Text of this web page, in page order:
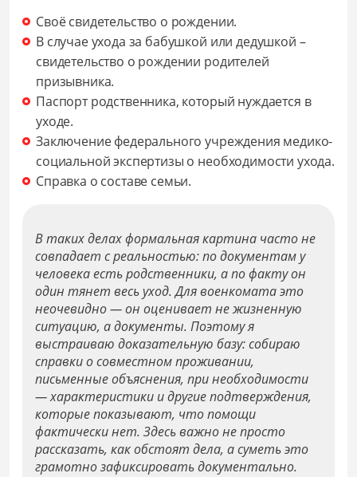
Своё свидетельство о рождении.
В случае ухода за бабушкой или дедушкой –
свидетельство о рождении родителей
призывника.
Паспорт родственника, который нуждается в
уходе.
Заключение федерального учреждения медико-
социальной экспертизы о необходимости ухода.
Справка о составе семьи.
В таких делах формальная картина часто не
совпадает с реальностью: по документам у
человека есть родственники, а по факту он
один тянет весь уход. Для военкомата это
неочевидно — он оценивает не жизненную
ситуацию, а документы. Поэтому я
выстраиваю доказательную базу: собираю
справки о совместном проживании,
письменные объяснения, при необходимости
— характеристики и другие подтверждения,
которые показывают, что помощи
фактически нет. Здесь важно не просто
рассказать, как обстоят дела, а суметь это
грамотно зафиксировать документально.